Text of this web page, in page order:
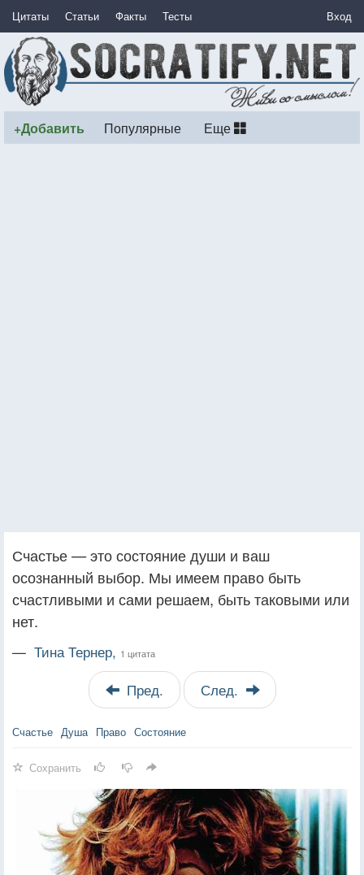
Цитаты Статьи Факты Тесты Вход
+Добавить Популярные Еще
Счастье — это состояние души и ваш
осознанный выбор. Мы имеем право быть
счастливыми и сами решаем, быть таковыми или
нет.
— Тина Тернер, 1 цитата
Пред. След.
Счастье Душа Право Состояние
Сохранить